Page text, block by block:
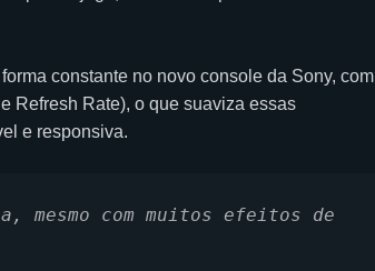
constante no novo console da Sony, com
Refresh Rate), o que suaviza essas
e responsiva.
mesmo com muitos efeitos de